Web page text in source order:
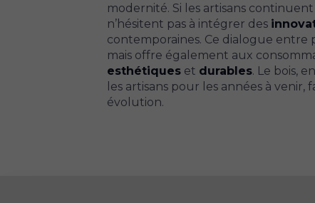
modernité. Si les artisans
n’hésitent pas à intégrer des
contemporaines. Ce dialogue
mais offre également aux
esthétiques et durables. Le bois,
les artisans pour les années à
évolution.